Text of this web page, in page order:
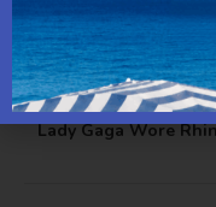
Brooklyn Decker’s
Lady Gaga Wore